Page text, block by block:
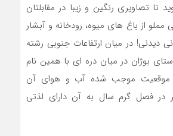
تا تصاویری رنگین و زیبا در مقابلتان
مملو از باغ های میوه، رودخانه و آبشار
دیدنی! در میان ارتفاعات جنوبی رشته
بوژان در میان دره ای با همین نام
موقعیت موجب شده آب و هوای آن
در فصل گرم سال به آن دارای لذتی